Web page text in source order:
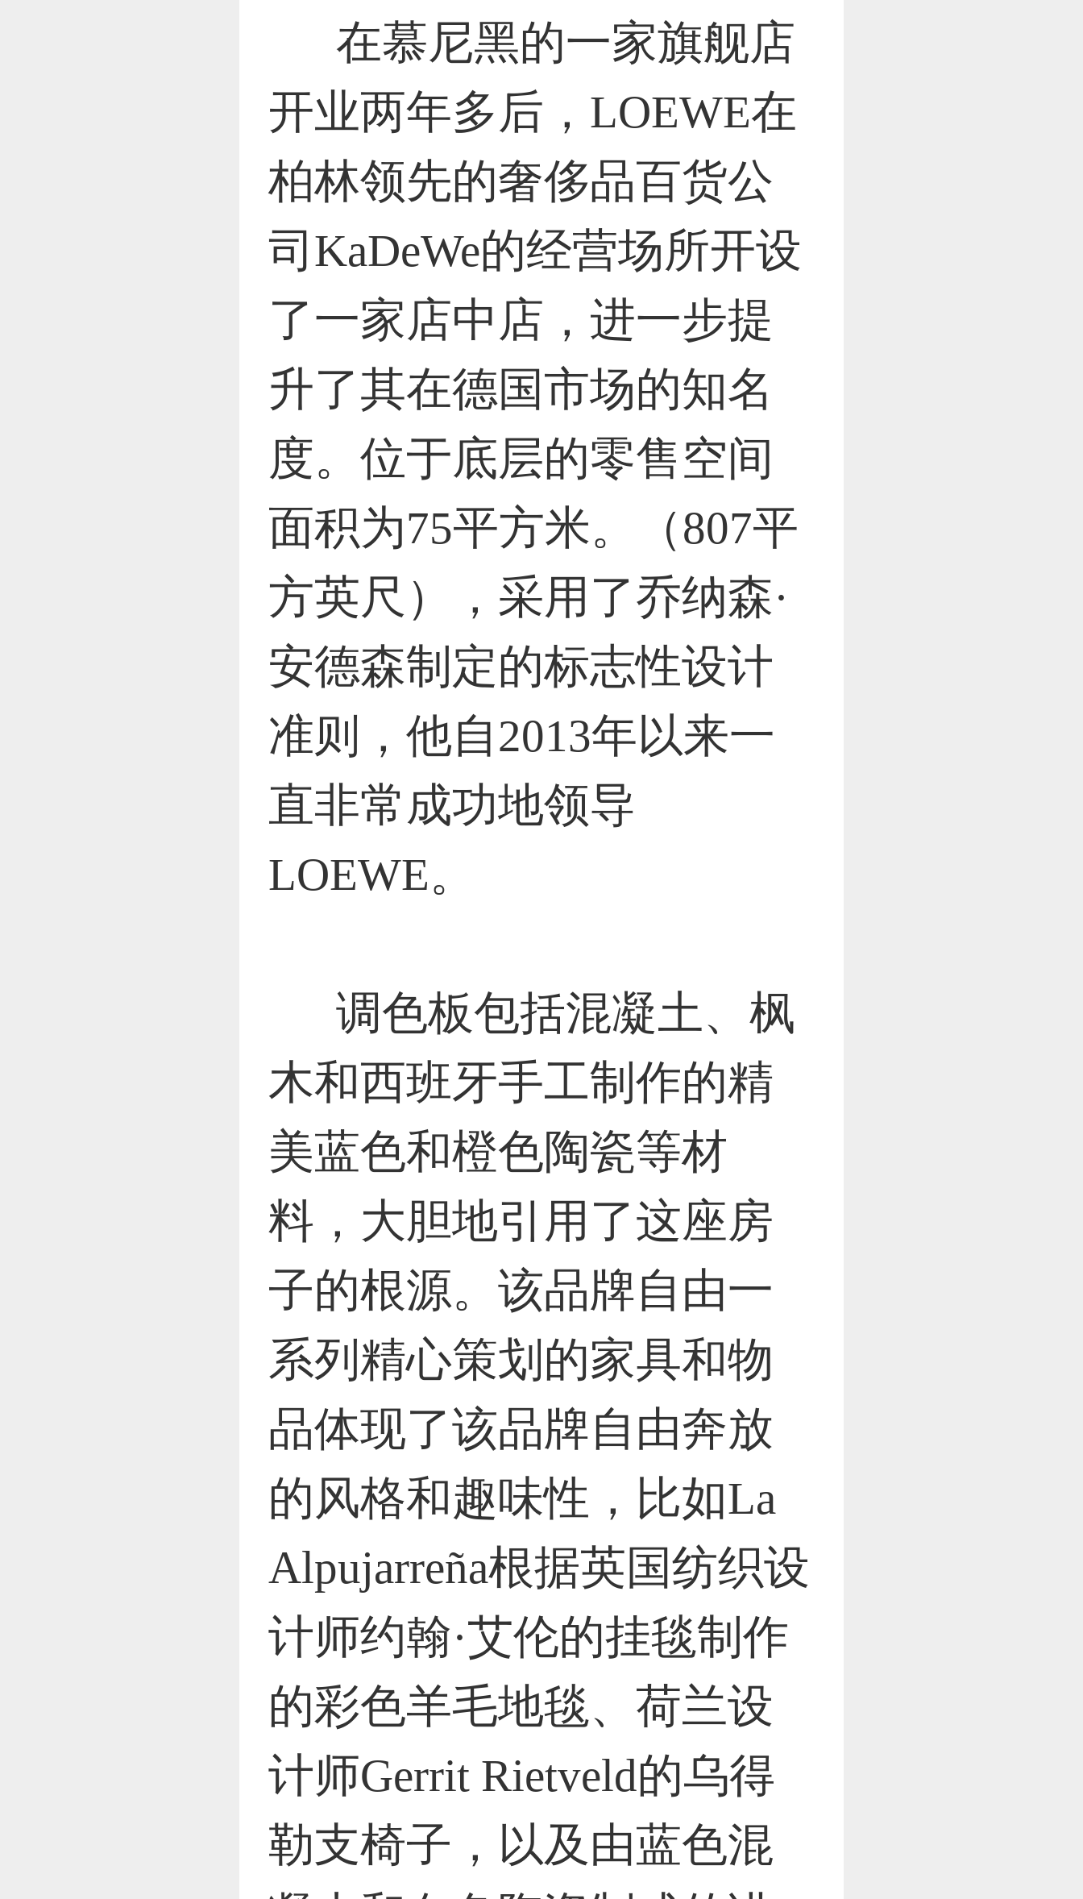
恭喜138****8638用户作品已成功备案！
恭喜133****9020用户作品已成功备案！
恭喜136****9807用户作品已成功备案！
更多
在慕尼黑的一家旗舰店
开业两年多后，LOEWE在
柏林领先的奢侈品百货公
司KaDeWe的经营场所开设
了一家店中店，进一步提
升了其在德国市场的知名
度。位于底层的零售空间
面积为75平方米。（807平
方英尺），采用了乔纳森·
安德森制定的标志性设计
准则，他自2013年以来一
直非常成功地领导
LOEWE。
调色板包括混凝土、枫
木和西班牙手工制作的精
美蓝色和橙色陶瓷等材
料，大胆地引用了这座房
子的根源。该品牌自由一
系列精心策划的家具和物
品体现了该品牌自由奔放
的风格和趣味性，比如La
Alpujarreña根据英国纺织设
计师约翰·艾伦的挂毯制作
的彩色羊毛地毯、荷兰设
计师Gerrit Rietveld的乌得
勒支椅子，以及由蓝色混